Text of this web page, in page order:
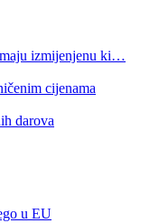
izmijenjenu ki…
cijenama
darova
u EU